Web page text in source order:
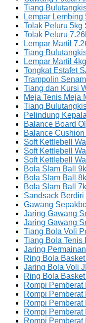
Tiang
Lempar
Tolak Peluru 5kg
Tolak Peluru
Lempar Martil
Tiang
Lempar Martil
Tongkat Estafet
Trampolin
Tiang dan Kursi
Meja Tenis Meja
Tiang
Pelindung
Balance Board
Balance
Soft Kettlebell
Soft Kettlebell
Soft Kettlebell
Bola Slam Ball
Bola Slam Ball
Bola Slam Ball
Sandsack
Gawang
Jaring Gawang
Jaring Gawang
Tiang Bola Voli
Tiang Bola Tenis
Jaring
Ring Bola
Jaring Bola Voli
Ring Bola
Rompi
Rompi
Rompi
Rompi
Rompi